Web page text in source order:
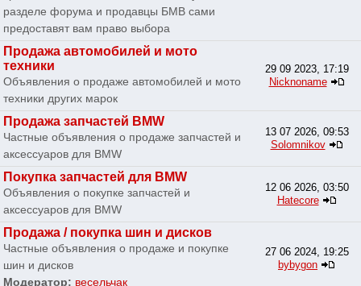
разделе форума и продавцы БМВ сами
предоставят вам право выбора
Продажа автомобилей и мото
техники
Объявления о продаже автомобилей и мото
техники других марок
29 09 2023, 17:19
Nicknoname
Продажа запчастей BMW
Частные объявления о продаже запчастей и
аксессуаров для BMW
13 07 2026, 09:53
Solomnikov
Покупка запчастей для BMW
Объявления о покупке запчастей и
аксессуаров для BMW
12 06 2026, 03:50
Hatecore
Продажа / покупка шин и дисков
Частные объявления о продаже и покупке
шин и дисков
Модератор: весельчак
27 06 2024, 19:25
bybygon